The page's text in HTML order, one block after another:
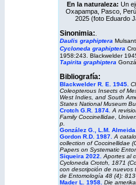
En la naturaleza: Un
Oxapampa, Pasco,
2025 (foto Eduardo
Sinonimia:
Daulis graphiptera
Cycloneda graphiptera
1958:243. Blackwelder
Tapirita graphiptera
Bibliografía:
Blackwelder R. E. 1945.
Coleopterous Insects of
West Indies, and South
States National Museum
Crotch G.R. 1874 A
Family Coccinellidae
p.
González G., L.M.
Gordon R.D. 1987. A
collection of Coccinellidae
Papers on Systematic
Siqueira 2022.
Aportes al
Cycloneda Crotch, 1871
con descripción de nuevos
de Entomología 48 (4):
Mader L. 1958. Die